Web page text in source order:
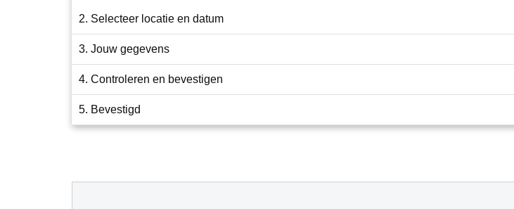
2. Selecteer locatie en datum
3. Jouw gegevens
4. Controleren en bevestigen
5. Bevestigd